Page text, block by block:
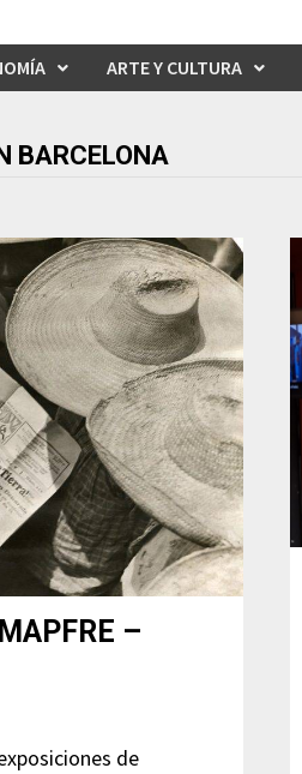
ARTE Y CULTURA
BARCELONA
–
de